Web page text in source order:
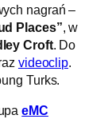
nagrań –
Places”, w
Croft. Do
videoclip.
Turks.
eMC